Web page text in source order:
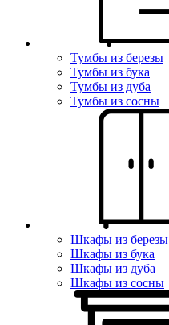
Тумбы из березы
Тумбы из бука
Тумбы из дуба
Тумбы из сосны
Шкафы из березы
Шкафы из бука
Шкафы из дуба
Шкафы из сосны